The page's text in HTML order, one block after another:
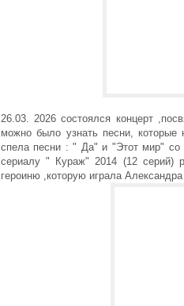
26.03. 2026 состоялся концерт
можно было узнать песни, которые
спела песни : " Да" и "Этот мир" со
сериалу " Кураж" 2014 (12 серий)
героиню ,которую играла